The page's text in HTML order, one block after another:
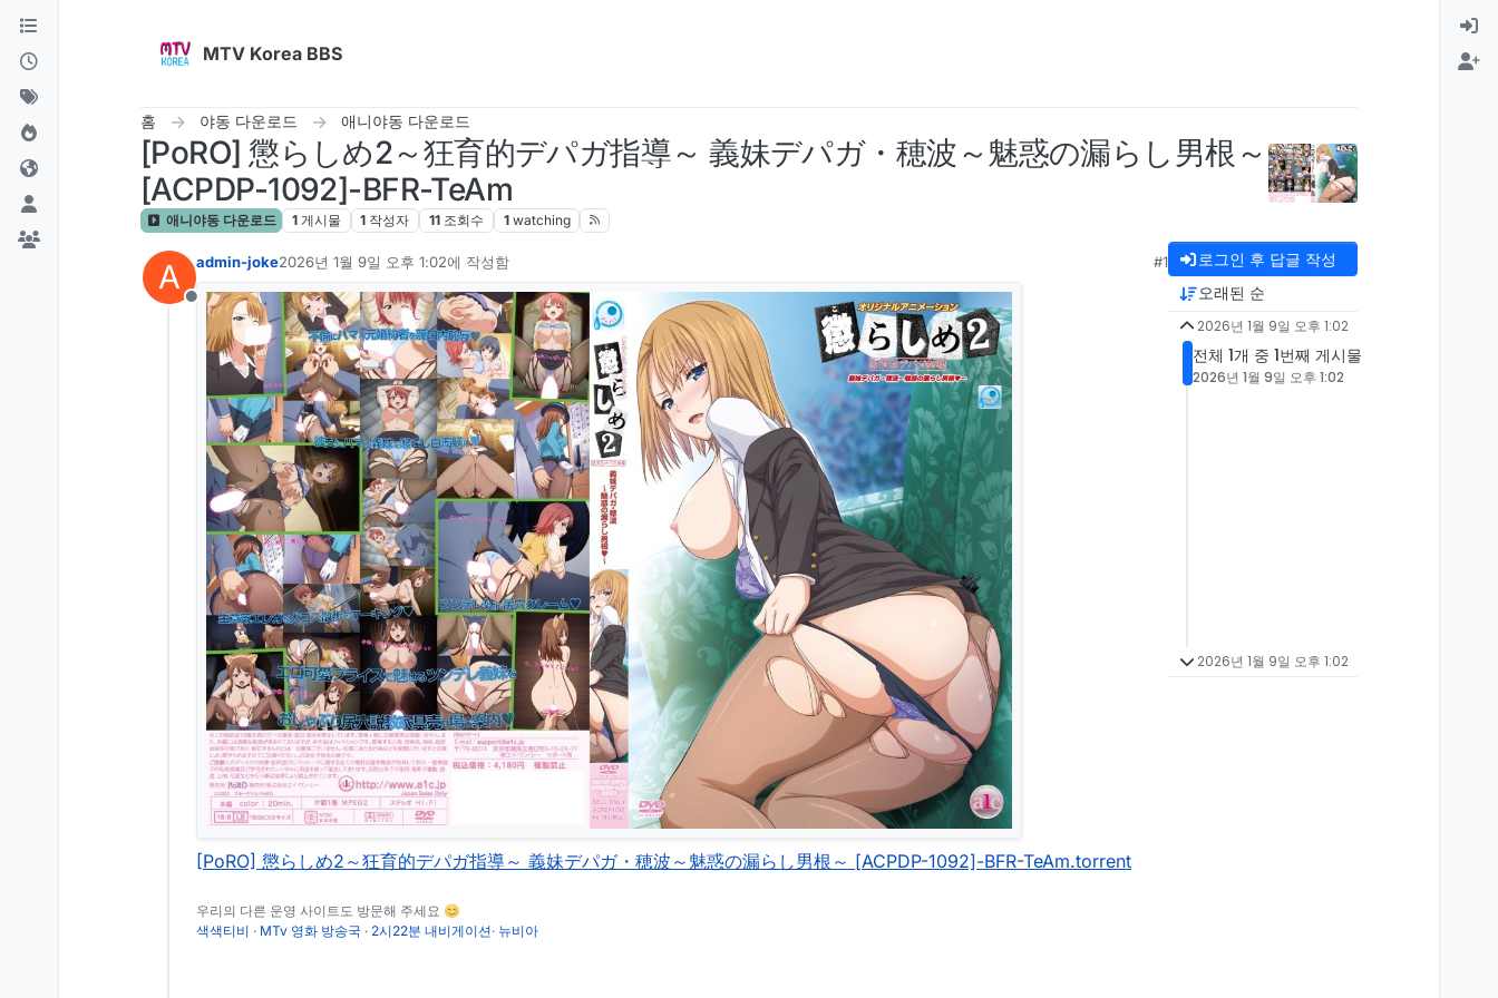
콘텐츠로 건너뛰기
MTV Korea BBS
홈 야동 다운로드 애니야동 다운로드
[PoRO] 懲らしめ2～狂育的デパガ指導～ 義妹デパガ・穂波～魅惑の漏らし男根～
[ACPDP-1092]-BFR-TeAm
애니야동 다운로드 1 게시물 1 작성자 11 조회수 1 watching
A
오프라인
admin-joke2026년 1월 9일 오후 1:02에 작성함
마지막 수정자:
#1
[PoRO] 懲らしめ2～狂育的デパガ指導～ 義妹デパガ・穂波～魅惑の漏らし男根～ [ACPDP-1092]-BFR-TeAm.torrent
우리의 다른 운영 사이트도 방문해 주세요 😊
색색티비 · MTv 영화 방송국 · 2시22분 내비게이션· 뉴비아
로그인 후 답글 작성
오래된 순
2026년 1월 9일 오후 1:02
전체 1개 중 1번째 게시물
2026년 1월 9일 오후 1:02
2026년 1월 9일 오후 1:02